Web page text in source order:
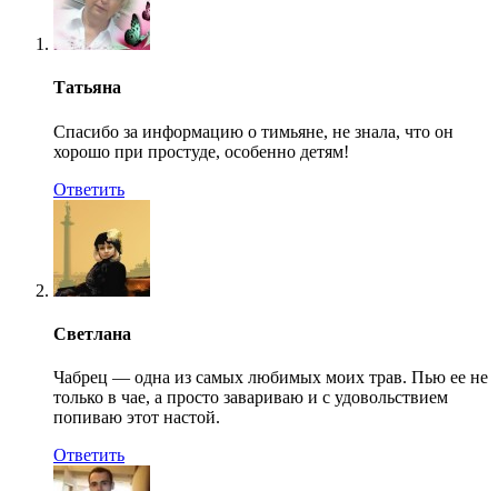
Татьяна
Спасибо за информацию о тимьяне, не знала, что он
хорошо при простуде, особенно детям!
Ответить
Светлана
Чабрец — одна из самых любимых моих трав. Пью ее не
только в чае, а просто завариваю и с удовольствием
попиваю этот настой.
Ответить